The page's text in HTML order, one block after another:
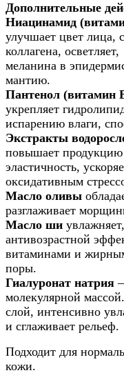
Дополнительные
Ниацинамид
улучшает цвет лица,
коллагена,
меланина в
мантию.
Пантенол (витамин
укрепляет
испарению влаги,
Экстракты
повышает продукцию
эластичность,
оксидативным
Масло оливы
разглаживает
Масло ши
антивозрастной
витаминами и
поры.
Гиалуронат натрия
молекулярной
слой, интенсивно
и сглаживает рельеф.
Подходит для
кожи.